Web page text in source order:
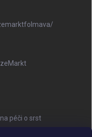
péči o srst